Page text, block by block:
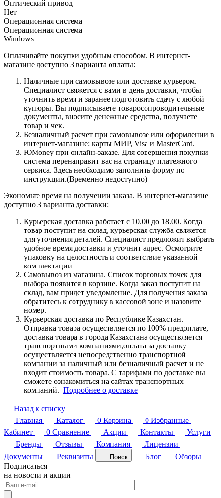
Оптический привод
Нет
Операционная система
Операционная система
Windows
Оплачивайте покупки удобным способом. В интернет-
магазине доступно 3 варианта оплаты:
Наличные при самовывозе или доставке курьером.
Специалист свяжется с вами в день доставки, чтобы
уточнить время и заранее подготовить сдачу с любой
купюры. Вы подписываете товаросопроводительные
документы, вносите денежные средства, получаете
товар и чек.
Безналичный расчет при самовывозе или оформлении в
интернет-магазине: карты МИР, Visa и MasterCard.
ЮMoney при онлайн-заказе. Для совершения покупки
система перенаправит вас на страницу платежного
сервиса. Здесь необходимо заполнить форму по
инструкции.(Временно недоступно)
Экономьте время на получении заказа. В интернет-магазине
доступно 3 варианта доставки:
Курьерская доставка работает с 10.00 до 18.00. Когда
товар поступит на склад, курьерская служба свяжется
для уточнения деталей. Специалист предложит выбрать
удобное время доставки и уточнит адрес. Осмотрите
упаковку на целостность и соответствие указанной
комплектации.
Самовывоз из магазина. Список торговых точек для
выбора появится в корзине. Когда заказ поступит на
склад, вам придет уведомление. Для получения заказа
обратитесь к сотруднику в кассовой зоне и назовите
номер.
Курьерская доставка по Республике Казахстан.
Отправка товара осуществляется по 100% предоплате,
доставка товара в города Казахстана осуществляется
транспортными компаниями,оплата за доставку
осуществляется непосредственно транспортной
компании за наличный или безналичный расчет и не
входит стоимость товара. С тарифами по доставке вы
сможете ознакомиться на сайтах транспортных
компаний. Подробнее о доставке
Назад к списку
Главная
Каталог 0 Корзина 0 Избранные
Кабинет
0 Сравнение Акции Контакты
Услуги
Бренды
Отзывы Компания
Лицензии
Документы
Реквизиты Поиск Блог
Обзоры
Подписаться
на новости и акции